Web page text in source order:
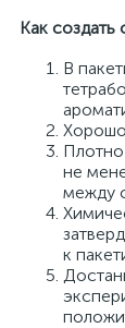
Как создать
В
Плотно
не
между
к